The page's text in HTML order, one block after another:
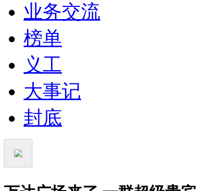
业务交流
榜单
义工
大事记
封底